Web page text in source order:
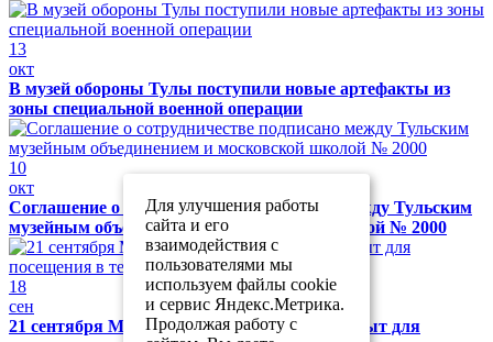
13
окт
В музей обороны Тулы поступили новые артефакты из
зоны специальной военной операции
10
окт
Соглашение о сотрудничестве подписано между Тульским
музейным объединением и московской школой № 2000
18
сен
21 сентября Музей обороны Тулы будет закрыт для
Для улучшения работы
сайта и его
взаимодействия с
пользователями мы
используем файлы cookie
и сервис Яндекс.Метрика.
Продолжая работу с